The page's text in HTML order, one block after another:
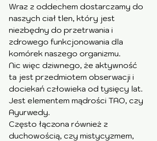
Wraz z oddechem dostarczamy do
naszych ciał tlen, który jest
niezbędny do przetrwania i
zdrowego funkcjonowania dla
komórek naszego organizmu.
Nic więc dziwnego, że aktywność
ta jest przedmiotem obserwacji i
dociekań człowieka od tysięcy lat.
Jest elementem mądrości TAO, czy
Ayurwedy.
Często łączona również z
duchowością, czy mistycyzmem,